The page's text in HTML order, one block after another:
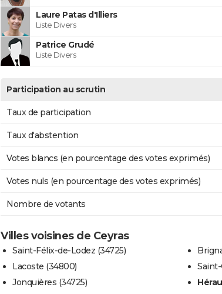
Laure Patas d'Illiers
Liste Divers
Patrice Grudé
Liste Divers
Participation au scrutin
Taux de participation
Taux d'abstention
Votes blancs (en pourcentage des votes exprimés)
Votes nuls (en pourcentage des votes exprimés)
Nombre de votants
Villes voisines de Ceyras
Saint-Félix-de-Lodez (34725)
Lacoste (34800)
Jonquières (34725)
Saint-